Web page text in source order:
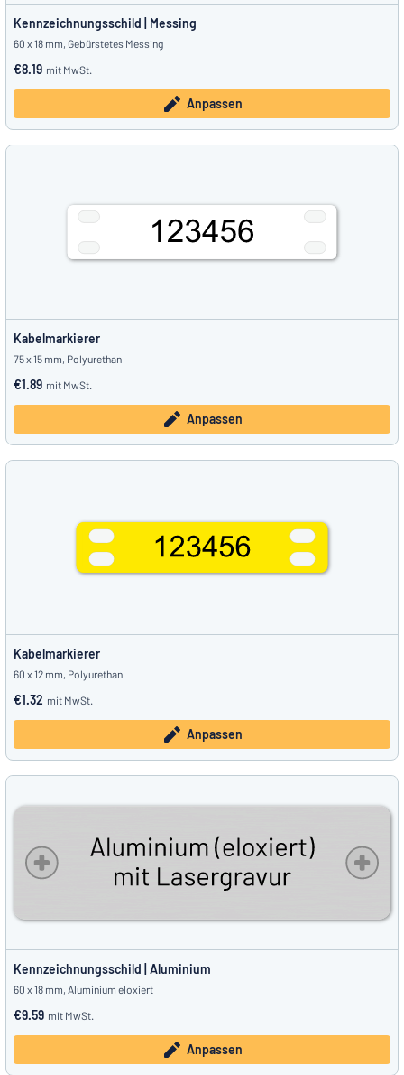
Kennzeichnungsschild | Messing
60 x 18 mm, Gebürstetes Messing
€8.19 mit MwSt.
Anpassen
Kabelmarkierer
75 x 15 mm, Polyurethan
€1.89 mit MwSt.
Anpassen
Kabelmarkierer
60 x 12 mm, Polyurethan
€1.32 mit MwSt.
Anpassen
Kennzeichnungsschild | Aluminium
60 x 18 mm, Aluminium eloxiert
€9.59 mit MwSt.
Anpassen